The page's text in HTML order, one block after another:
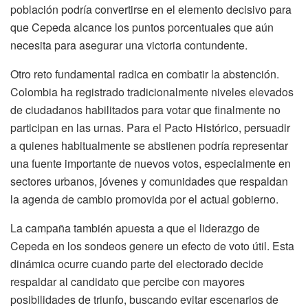
población podría convertirse en el elemento decisivo para
que Cepeda alcance los puntos porcentuales que aún
necesita para asegurar una victoria contundente.
Otro reto fundamental radica en combatir la abstención.
Colombia ha registrado tradicionalmente niveles elevados
de ciudadanos habilitados para votar que finalmente no
participan en las urnas. Para el Pacto Histórico, persuadir
a quienes habitualmente se abstienen podría representar
una fuente importante de nuevos votos, especialmente en
sectores urbanos, jóvenes y comunidades que respaldan
la agenda de cambio promovida por el actual gobierno.
La campaña también apuesta a que el liderazgo de
Cepeda en los sondeos genere un efecto de voto útil. Esta
dinámica ocurre cuando parte del electorado decide
respaldar al candidato que percibe con mayores
posibilidades de triunfo, buscando evitar escenarios de